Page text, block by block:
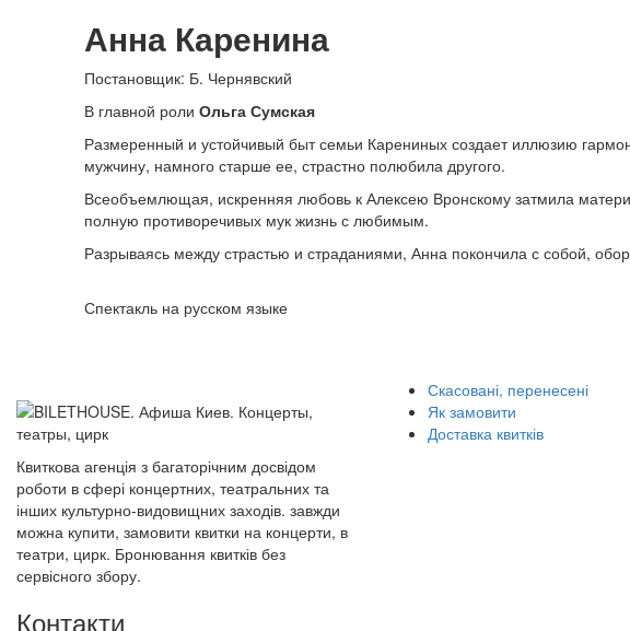
Анна Каренина
Постановщик: Б. Чернявский
В главной роли Ольга Сумская
Размеренный и устойчивый быт семьи Карениных создает иллюзию
мужчину, намного старше ее, страстно полюбила другого.
Всеобъемлющая, искренняя любовь к Алексею Вронскому затмила
полную противоречивых мук жизнь с любимым.
Разрываясь между страстью и страданиями, Анна покончила с собой,
Спектакль на русском языке
Квиткова агенція з багаторічним досвідом
роботи в сфері концертних, театральних та
інших культурно-видовищних заходів. завжди
можна купити, замовити квитки на концерти, в
театри, цирк. Бронювання квитків без
сервісного збору.
Контакти
Скасовані, перенесені
Як замовити
Доставка квитків